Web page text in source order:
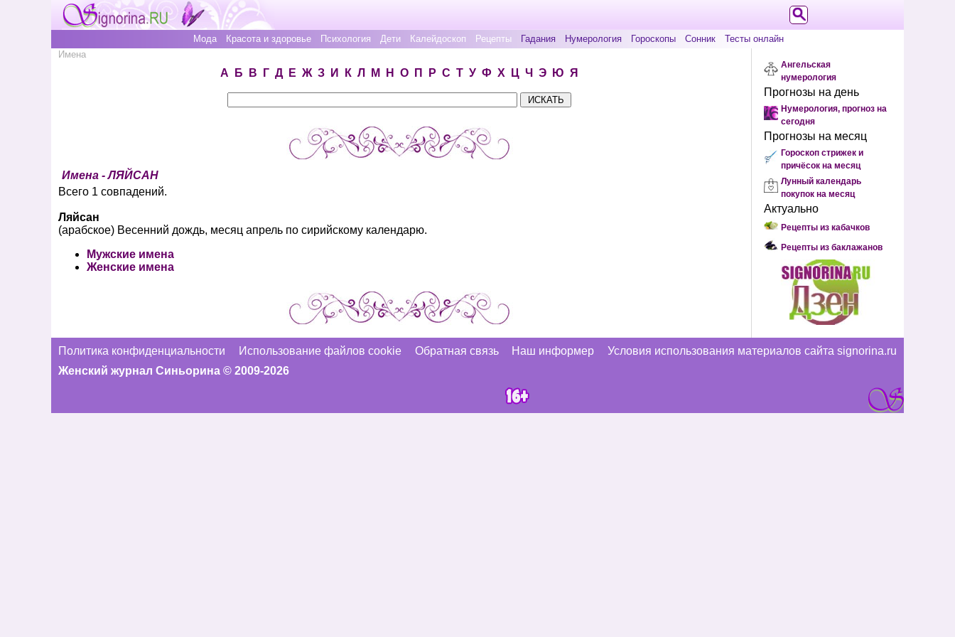
Мода Красота и здоровье Психология Дети Калейдоскоп Рецепты Гадания Нумерология Гороскопы Сонник
Тесты онлайн
Имена
А Б В Г Д Е Ж З И К Л М Н О П Р С Т У Ф Х Ц Ч Э Ю Я
Имена - ЛЯЙСАН
Всего 1 совпадений.
Ляйсан
(арабское) Весенний дождь, месяц апрель по сирийскому календарю.
Мужские имена
Женские имена
Ангельская
нумерология
Прогнозы на день
Нумерология, прогноз на
сегодня
Прогнозы на месяц
Гороскоп стрижек и
причёсок на месяц
Лунный календарь
покупок на месяц
Актуально
Рецепты из кабачков
Рецепты из баклажанов
Политика конфиденциальности Использование файлов cookie Обратная связь Наш информер
Условия использования материалов сайта signorina.ru
Женский журнал Синьорина © 2009-2026